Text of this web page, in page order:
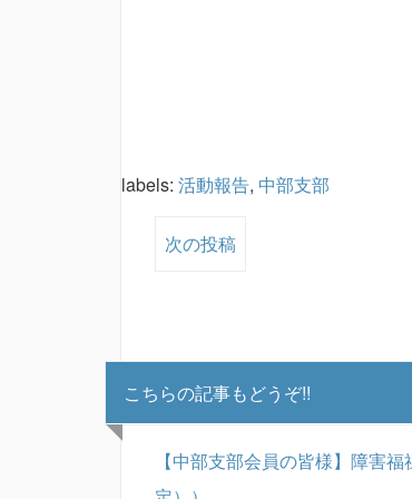
labels: 活動報告, 中部支部
次の投稿
こちらの記事もどうぞ!!
【中部支部会員の皆様】障害